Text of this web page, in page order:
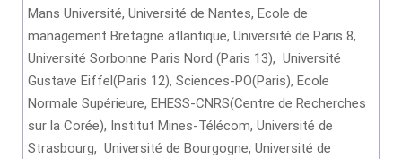
Mans Université, Université de Nantes, Ecole de
management Bretagne atlantique, Université de Paris 8,
Université Sorbonne Paris Nord (Paris 13), Université
Gustave Eiffel(Paris 12), Sciences-PO(Paris), Ecole
Normale Supérieure, EHESS-CNRS(Centre de Recherches
sur la Corée), Institut Mines-Télécom, Université de
Strasbourg, Université de Bourgogne, Université de